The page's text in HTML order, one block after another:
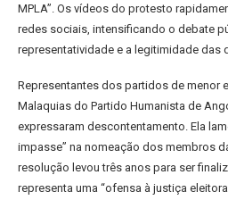
MPLA”. Os vídeos do protesto
redes sociais, intensificando o debate
representatividade e a legitimidade das
Representantes dos partidos de menor
Malaquias do Partido Humanista de
expressaram descontentamento. Ela
impasse” na nomeação dos membros
resolução levou três anos para ser
representa uma “ofensa à justiça